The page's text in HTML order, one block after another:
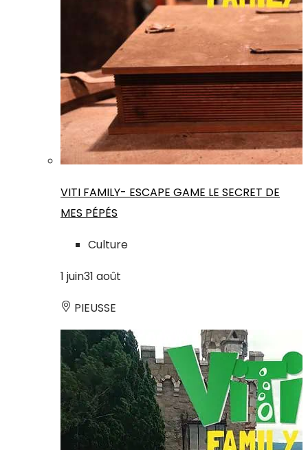
VITI FAMILY- ESCAPE GAME LE SECRET DE
MES PÉPÉS
Culture
1 juin31 août
PIEUSSE